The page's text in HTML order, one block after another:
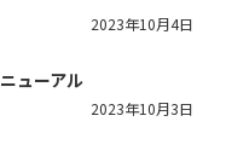
2023年10月4日
ューアル
2023年10月3日